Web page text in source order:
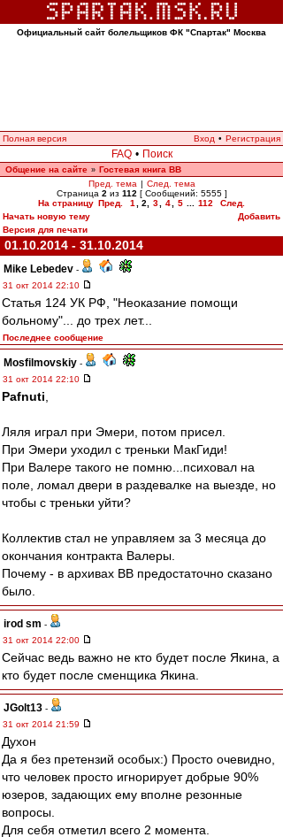
Официальный сайт болельщиков ФК "Спартак" Москва
Полная версия Вход • Регистрация
FAQ • Поиск
Общение на сайте » Гостевая книга ВВ
Пред. тема | След. тема
Страница 2 из 112 [ Сообщений: 5555 ]
На страницу Пред. 1 2 3 4 5 112
След.
Начать новую тему
Добавить
Версия для печати
01.10.2014 - 31.10.2014
Mike Lebedev -
31 окт 2014 22:10
Статья 124 УК РФ, "Неоказание помощи
больному"... до трех лет...
Последнее сообщение
Mosfilmovskiy -
31 окт 2014 22:10
Pafnuti
Ляля играл при Эмери, потом присел.
При Эмери уходил с треньки МакГиди!
При Валере такого не помню...психовал на
поле, ломал двери в раздевалке на выезде, но
чтобы с треньки уйти?
Коллектив стал не управляем за 3 месяца до
окончания контракта Валеры.
Почему - в архивах ВВ предостаточно сказано
было.
irod sm -
31 окт 2014 22:00
Сейчас ведь важно не кто будет после Якина, а
кто будет после сменщика Якина.
JGolt13 -
31 окт 2014 21:59
Духон
Да я без претензий особых:) Просто очевидно,
что человек просто игнорирует добрые 90%
юзеров, задающих ему вполне резонные
вопросы.
Для себя отметил всего 2 момента.